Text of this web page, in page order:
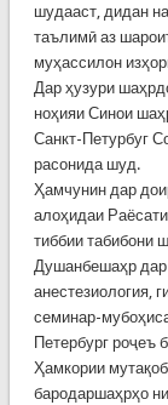
шудааст, дидан
таълимӣ аз
муҳассилон
Дар ҳузури
ноҳияи Синои
Санкт-Петурбуг
расонида шуд.
Ҳамчунин дар
алоҳидаи
тиббии табибони
Душанбешаҳр дар
анестезиология,
семинар-
Петербург роҷеъ
Ҳамкории
бародаршаҳрҳо